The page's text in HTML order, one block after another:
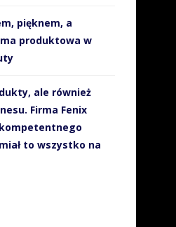
pięknem, a
produktowa w
ale również
Firma Fenix
to wszystko na